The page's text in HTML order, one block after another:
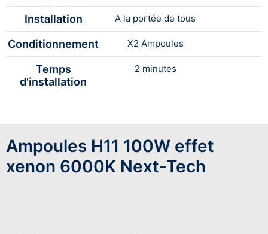
Installation A la portée de tous
Conditionnement X2 Ampoules
Temps
d'installation
2 minutes
Ampoules H11 100W effet
xenon 6000K Next-Tech